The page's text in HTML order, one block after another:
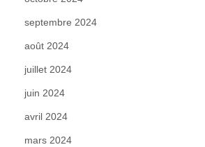
septembre 2024
août 2024
juillet 2024
juin 2024
avril 2024
mars 2024